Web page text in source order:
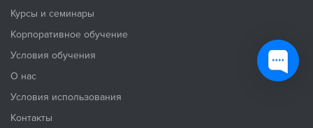
Курсы и семинары
Корпоративное обучение
Условия обучения
О нас
Условия использования
Контакты